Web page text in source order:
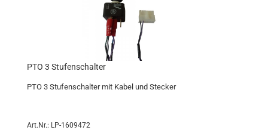
PTO 3 Stufenschalter
PTO 3 Stufenschalter mit Kabel und Stecker
Art.Nr.: LP-1609472